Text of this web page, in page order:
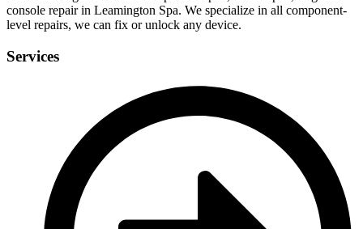
console repair in Leamington Spa. We specialize in all component-
level repairs, we can fix or unlock any device.
Services